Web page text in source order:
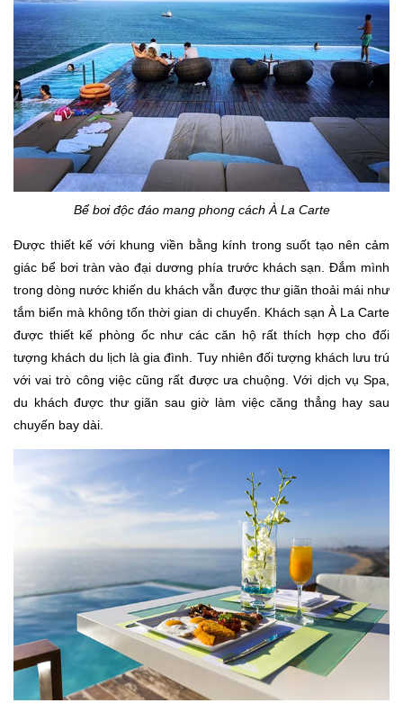
Bể bơi độc đáo mang phong cách À La Carte
Được thiết kế với khung viền bằng kính trong suốt tạo nên cảm
giác bể bơi tràn vào đại dương phía trước khách sạn. Đắm mình
trong dòng nước khiến du khách vẫn được thư giãn thoải mái như
tắm biển mà không tốn thời gian di chuyển. Khách sạn À La Carte
được thiết kế phòng ốc như các căn hộ rất thích hợp cho đối
tượng khách du lịch là gia đình. Tuy nhiên đối tượng khách lưu trú
với vai trò công việc cũng rất được ưa chuộng. Với dịch vụ Spa,
du khách được thư giãn sau giờ làm việc căng thẳng hay sau
chuyến bay dài.